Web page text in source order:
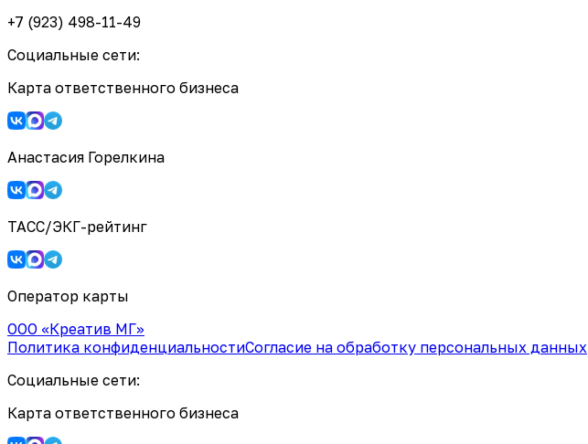
+7 (923) 498-11-49
Социальные сети:
Карта ответственного бизнеса
Анастасия Горелкина
ТАСС/ЭКГ-рейтинг
Оператор карты
ООО «Креатив МГ»
Политика конфиденциальностиСогласие на обработку персональных данных
Социальные сети:
Карта ответственного бизнеса